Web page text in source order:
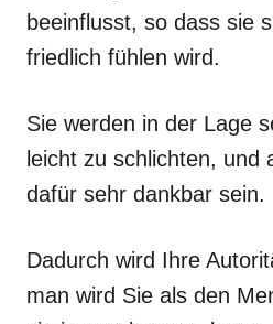
beeinflusst, so dass sie
friedlich fühlen wird.
Sie werden in der Lage
leicht zu schlichten, und
dafür sehr dankbar sein.
Dadurch wird Ihre
man wird Sie als den